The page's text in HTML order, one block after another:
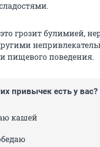
грозит булимией,
пищевого поведения.
привычек есть у вас?
кашей